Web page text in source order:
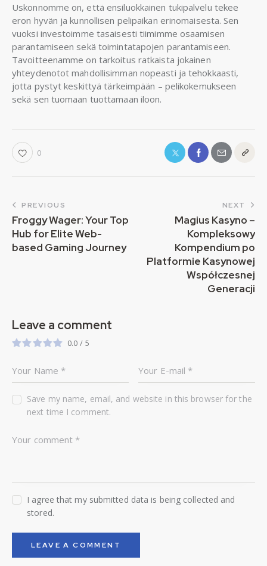
Uskonnomme on, että ensiluokkainen tukipalvelu tekee
eron hyvän ja kunnollisen pelipaikan erinomaisesta. Sen
vuoksi investoimme tasaisesti tiimimme osaamisen
parantamiseen sekä toimintatapojen parantamiseen.
Tavoitteenamme on tarkoitus ratkaista jokainen
yhteydenotot mahdollisimman nopeasti ja tehokkaasti,
jotta pystyt keskittyä tärkeimpään – pelikokemukseen
sekä sen tuomaan tuottamaan iloon.
0
PREVIOUS
Froggy Wager: Your Top
Hub for Elite Web-
based Gaming Journey
NEXT
Magius Kasyno –
Kompleksowy
Kompendium po
Platformie Kasynowej
Współczesnej
Generacji
Leave a comment
0.0 / 5
Save my name, email, and website in this browser for the
next time I comment.
I agree that my submitted data is being collected and
stored.